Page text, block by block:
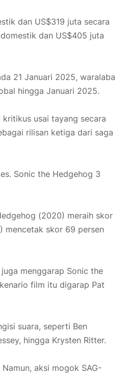
dan US$319 juta secara
dan US$405 juta
21 Januari 2025, waralaba
hingga Januari 2025.
usai tayang secara
rilisan ketiga dari saga
Sonic the Hedgehog 3
(2020) meraih skor
mencetak skor 69 persen
menggarap Sonic the
film itu digarap Pat
suara, seperti Ben
hingga Krysten Ritter.
aksi mogok SAG-